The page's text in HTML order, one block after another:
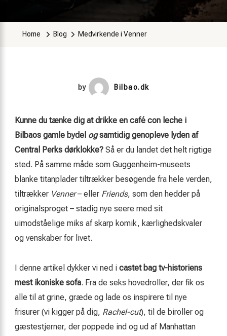
Home Blog Medvirkende i Venner
by Bilbao.dk
Kunne du tænke dig at drikke en café con leche i
Bilbaos gamle bydel ogsamtidig genopleve lyden af
Central Perks dørklokke? Så er du landet det helt rigtige
sted. På samme måde som Guggenheim-museets
blanke titanplader tiltrækker besøgende fra hele verden,
tiltrækker Venner– eller Friends, som den hedder på
originalsproget – stadig nye seere med sit
uimodståelige miks af skarp komik, kærlighedskvaler
og venskaber for livet.
I denne artikel dykker vi ned i castet bag tv-historiens
mest ikoniske sofa. Fra de seks hovedroller, der fik os
alle til at grine, græde og lade os inspirere til nye
frisurer (vi kigger på dig, Rachel-cut), til de biroller og
gæstestjerner, der poppede ind og ud af Manhattan